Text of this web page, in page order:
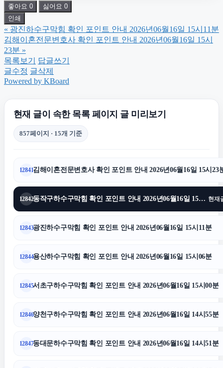
수원형사전문변호사
안산이혼전문변호사
서울이혼변호사
수원이혼변호사
수원상간소송변호사
병원마케팅
부산휴대폰성지
좋아요 0 싫어요 0
인쇄
« 광진하수구막힘 확인 포인트 안내 2026년06월16일 15시11분
김해이혼전문변호사 확인 포인트 안내 2026년06월16일 15시
23분 »
목록보기
답글쓰기
글수정 글삭제
Powered by KBoard
현재 글이 속한 목록 페이지 글 미리보기
857페이지 · 15개 기준
12841김해이혼전문변호사 확인 포인트 안내 2026년06월16일 15시23
12842 동작구하수구막힘 확인 포인트 안내 2026년06월16일 15시15분 현재
12843광진하수구막힘 확인 포인트 안내 2026년06월16일 15시11분
12844용산하수구막힘 확인 포인트 안내 2026년06월16일 15시06분
12845서초구하수구막힘 확인 포인트 안내 2026년06월16일 15시00분
12846양천구하수구막힘 확인 포인트 안내 2026년06월16일 14시55분
12847동대문하수구막힘 확인 포인트 안내 2026년06월16일 14시51분